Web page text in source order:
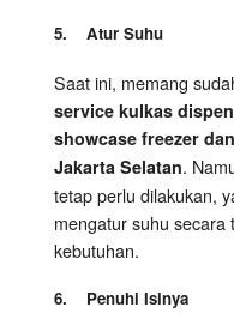
5. Atur Suhu
Saat ini, memang
service kulkas
showcase freezer
Jakarta Selatan.
tetap perlu dilakukan,
mengatur suhu secara
kebutuhan.
6. Penuhi Isinya